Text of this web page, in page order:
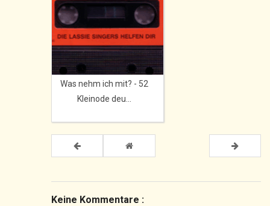
Was nehm ich mit? - 52
Kleinode deu...
Keine Kommentare :